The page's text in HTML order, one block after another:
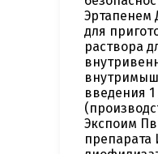
Эртапенем
для
раствора
введения 1
Экспоим
препарата